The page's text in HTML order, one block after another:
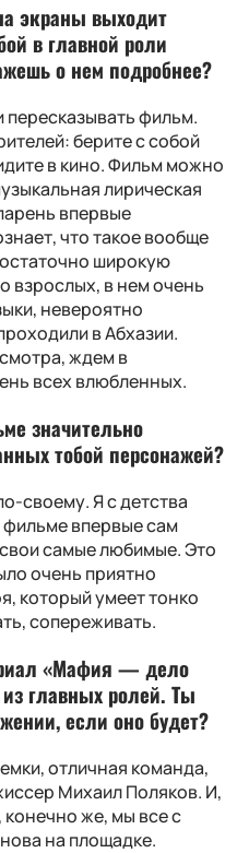
экраны выходит
в главной роли
о нем подробнее?
пересказывать фильм.
берите с собой
в кино. Фильм можно
лирическая
впервые
что такое вообще
широкую
взрослых, в нем очень
невероятно
в Абхазии.
ждем в
всех влюбленных.
значительно
тобой персонажей?
своему. Я с детства
впервые сам
самые любимые. Это
очень приятно
который умеет тонко
сопереживать.
«Мафия — дело
главных ролей. Ты
если оно будет?
отличная команда,
Михаил Поляков. И,
же, мы все с
на площадке.